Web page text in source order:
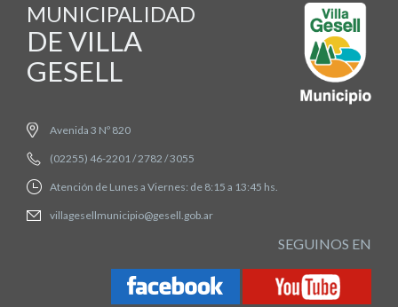
MUNICIPALIDAD
DE VILLA
GESELL
Avenida 3 Nº 820
(02255) 46-2201 / 2782 / 3055
Atención de Lunes a Viernes: de 8:15 a 13:45 hs.
villagesellmunicipio@gesell.gob.ar
SEGUINOS EN